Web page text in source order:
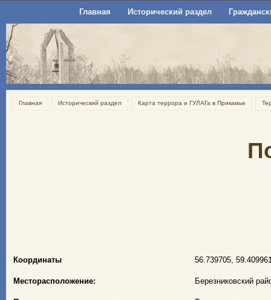
Главная Исторический раздел
Главная Исторический раздел Карта террора и ГУЛАГа в Прикамье
Координаты 56.739705,
Месторасположение: Березниковский